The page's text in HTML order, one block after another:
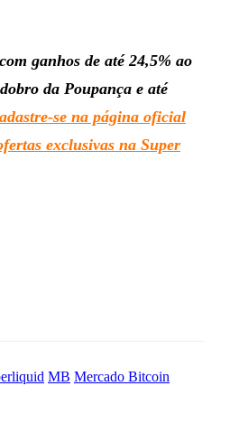
ganhos de até 24,5% ao
da Poupança e até
se na página oficial
exclusivas na Super
MB Mercado Bitcoin